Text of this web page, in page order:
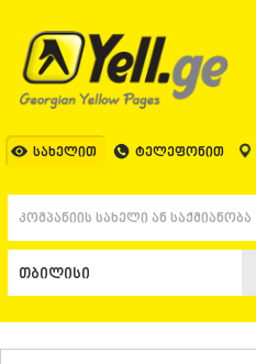
სახელით ტელეფონით
ᲗᲑᲘᲚᲘᲡᲘ
ᲗᲑᲘᲚᲘᲡᲘ
ᲐᲤᲮᲐᲖᲔᲗᲘ
ᲒᲐᲚᲘ
ᲑᲐᲗᲣᲛᲘ
ᲥᲝᲑᲣᲚᲔᲗᲘ
ᲨᲣᲐᲮᲔᲕᲘ
ᲩᲐᲥᲕᲘ
ᲝᲖᲣᲠᲒᲔᲗᲘ